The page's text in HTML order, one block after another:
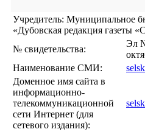
Учредитель: Муниципальное
«Дубовская редакция газеты
№ свидетельства:
Эл
Наименование СМИ:
Доменное имя сайта в
информационно-
телекоммуникационной
сети Интернет (для
сетевого издания):